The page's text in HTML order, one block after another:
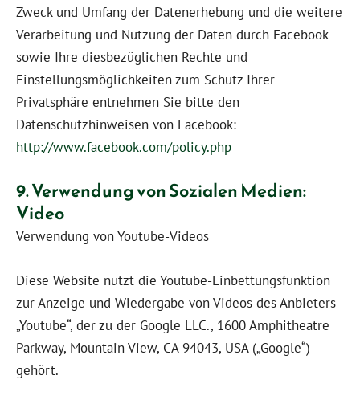
Zweck und Umfang der Datenerhebung und die weitere
Verarbeitung und Nutzung der Daten durch Facebook
sowie Ihre diesbezüglichen Rechte und
Einstellungsmöglichkeiten zum Schutz Ihrer
Privatsphäre entnehmen Sie bitte den
Datenschutzhinweisen von Facebook:
http://www.facebook.com/policy.php
9. Verwendung von Sozialen Medien:
Video
Verwendung von Youtube-Videos
Diese Website nutzt die Youtube-Einbettungsfunktion
zur Anzeige und Wiedergabe von Videos des Anbieters
„Youtube“, der zu der Google LLC., 1600 Amphitheatre
Parkway, Mountain View, CA 94043, USA („Google“)
gehört.